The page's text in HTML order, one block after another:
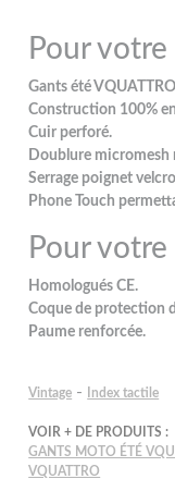
Pour
Gants été
Construction 100%
Cuir perforé.
Doublure micromesh
Serrage poignet
Phone Touch
Pour
Homologués CE.
Coque de protection
Paume renforcée.
Vintage - Index tactile
VOIR + DE PRODUITS :
GANTS MOTO ÉTÉ
VQUATTRO